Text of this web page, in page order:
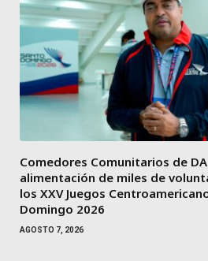
Comedores Comunitarios de
alimentación de miles de
los XXV Juegos
Domingo 2026
AGOSTO 7, 2026